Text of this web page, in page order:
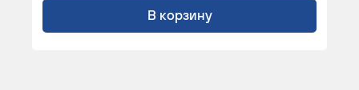
В корзину